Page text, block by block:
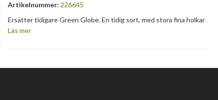
Artikelnummer: 226645
Ersätter tidigare Green Globe. En tidig sort, med stora fina holkar
Läs mer